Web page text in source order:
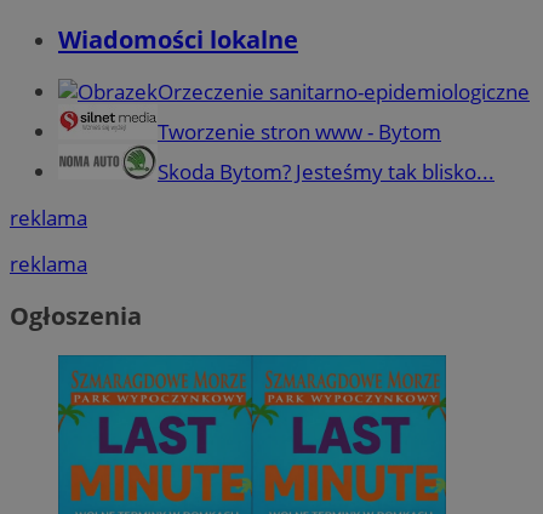
Wiadomości lokalne
Orzeczenie sanitarno-epidemiologiczne
Tworzenie stron www - Bytom
Skoda Bytom? Jesteśmy tak blisko...
reklama
reklama
Ogłoszenia